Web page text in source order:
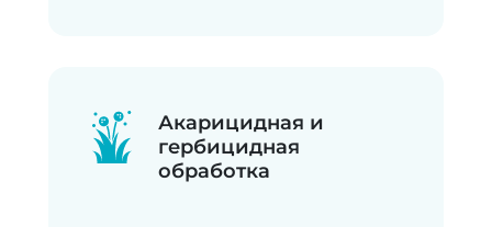
Акарицидная и
гербицидная
обработка